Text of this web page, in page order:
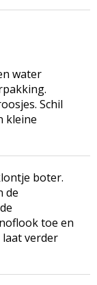
water
Schil
kleine
boter.
de
toe en
verder